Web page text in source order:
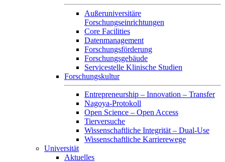
Außeruniversitäre
Forschungseinrichtungen
Core Facilities
Datenmanagement
Forschungsförderung
Forschungsgebäude
Servicestelle Klinische Studien
Forschungskultur
Entrepreneurship – Innovation – Transfer
Nagoya-Protokoll
Open Science – Open Access
Tierversuche
Wissenschaftliche Integrität – Dual-Use
Wissenschaftliche Karrierewege
Universität
Aktuelles